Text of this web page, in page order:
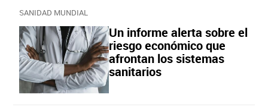
SANIDAD MUNDIAL
Un informe alerta sobre el
riesgo económico que
afrontan los sistemas
sanitarios